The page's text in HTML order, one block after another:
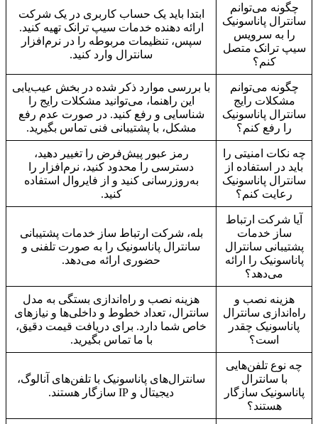
چگونه می‌توانم
سانترال پاناسونیک
را به سرویس
سیپ ترانک متصل
کنم؟
ابتدا باید یک حساب کاربری در یک شرکت
ارائه دهنده خدمات سیپ ترانک تهیه کنید.
سپس، تنظیمات مربوطه را در نرم‌افزار
سانترال وارد کنید.
چگونه می‌توانم
مشکلات رایج
سانترال پاناسونیک
را رفع کنم؟
با بررسی موارد ذکر شده در بخش عیب‌یابی
این راهنما، می‌توانید مشکلات رایج را
شناسایی و رفع کنید. در صورت عدم رفع
مشکل، با پشتیبانی فنی تماس بگیرید.
چه نکات امنیتی را
باید در استفاده از
سانترال پاناسونیک
رعایت کنم؟
رمز عبور پیش‌فرض را تغییر دهید،
دسترسی را محدود کنید، نرم‌افزار را
به‌روزرسانی کنید و از فایروال استفاده
کنید.
آیا شرکت ارتباط
ساز خدمات
پشتیبانی سانترال
پاناسونیک را ارائه
می‌دهد؟
بله، شرکت ارتباط ساز خدمات پشتیبانی
سانترال پاناسونیک را به صورت تلفنی و
حضوری ارائه می‌دهد.
هزینه نصب و
راه‌اندازی سانترال
پاناسونیک چقدر
است؟
هزینه نصب و راه‌اندازی بستگی به مدل
سانترال، تعداد خطوط و داخلی‌ها و نیازهای
خاص شما دارد. برای دریافت قیمت دقیق،
با ما تماس بگیرید.
چه نوع تلفن‌هایی
با سانترال
پاناسونیک سازگار
هستند؟
سانترال‌های پاناسونیک با تلفن‌های آنالوگ،
دیجیتال و IP سازگار هستند.